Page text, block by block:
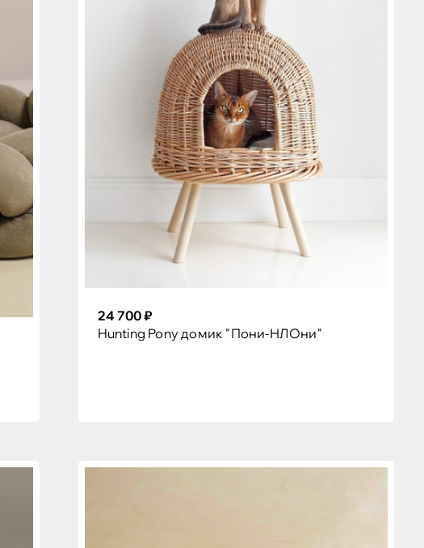
24 700 ₽
Hunting Pony домик "Пони-НЛОни"